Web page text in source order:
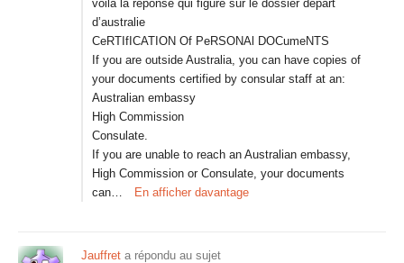
voila la reponse qui figure sur le dossier depart
d’australie
CeRTIfICATION Of PeRSONAl DOCumeNTS
If you are outside Australia, you can have copies of
your documents certified by consular staff at an:
Australian embassy
High Commission
Consulate.
If you are unable to reach an Australian embassy,
High Commission or Consulate, your documents
can…
En afficher davantage
Jauffret a répondu au sujet